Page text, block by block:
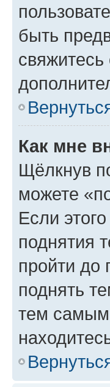
быть
Как мне
Щёлкнув
можете
Если
поднятия
пройти до
поднять
тем самым